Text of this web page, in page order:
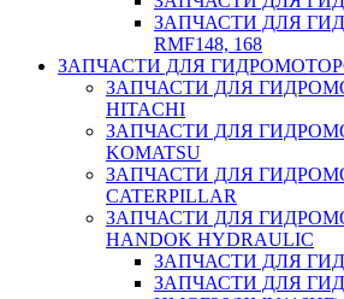
ЗАПЧАСТИ ДЛЯ
RMF148, 168
ЗАПЧАСТИ ДЛЯ
ЗАПЧАСТИ ДЛЯ
HITACHI
ЗАПЧАСТИ ДЛЯ
KOMATSU
ЗАПЧАСТИ ДЛЯ
CATERPILLAR
ЗАПЧАСТИ ДЛЯ
HANDOK HYDRAULIC
ЗАПЧАСТИ ДЛЯ
ЗАПЧАСТИ ДЛЯ